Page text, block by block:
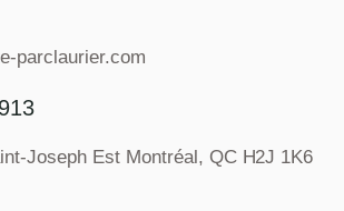
parclaurier.com
Joseph Est Montréal, QC H2J 1K6